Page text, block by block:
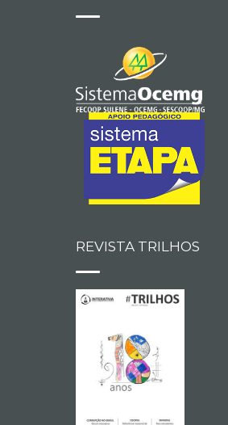
REVISTA TRILHOS